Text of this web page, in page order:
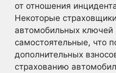
от отношения
Некоторые
автомобильных ключей
самостоятельные, что
дополнительных
страхованию